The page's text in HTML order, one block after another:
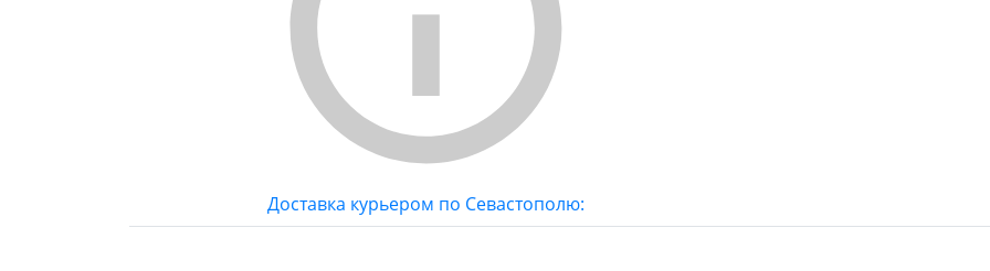
Доставка курьером по Севастополю: